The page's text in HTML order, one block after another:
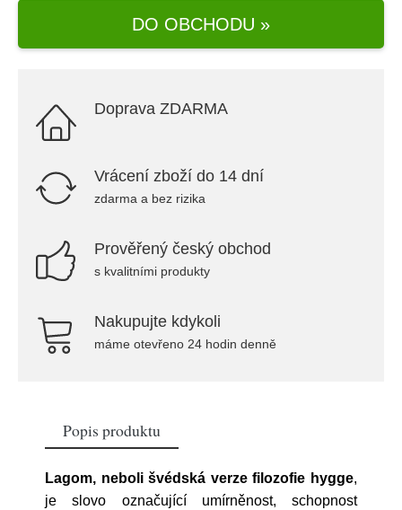
DO OBCHODU »
Doprava ZDARMA
Vrácení zboží do 14 dní
zdarma a bez rizika
Prověřený český obchod
s kvalitními produkty
Nakupujte kdykoli
máme otevřeno 24 hodin denně
Popis produktu
Lagom, neboli švédská verze filozofie hygge,
je slovo označující umírněnost, schopnost